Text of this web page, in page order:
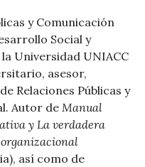
y Comunicación
Social y
Universidad UNIACC
asesor,
Relaciones Públicas y
Autor de Manual
y La verdadera
así como de